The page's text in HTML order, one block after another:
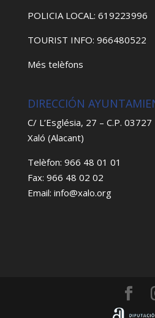
POLICIA LOCAL: 619223996
TOURIST INFO: 966480522
Més telèfons
DIRECCIÓN
C/ L’Església, 27 – C.P. 03727
Xaló (Alacant)
Telèfon: 966 48 01 01
Fax: 966 48 02 02
Email: info@xalo.org